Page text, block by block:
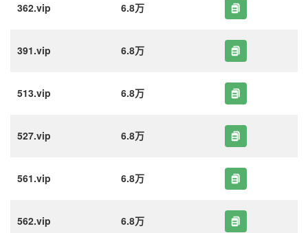
362.vip 6.8万
391.vip 6.8万
513.vip 6.8万
527.vip 6.8万
561.vip 6.8万
562.vip 6.8万